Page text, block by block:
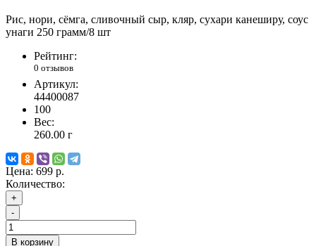
Рис, нори, сёмга, сливочный сыр, кляр, сухари канеширу, соус
унаги 250 грамм/8 шт
Рейтинг:
0 отзывов
Артикул:
44400087
100
Вес:
260.00 г
Цена: 699 р.
Количество:
+
-
В корзину